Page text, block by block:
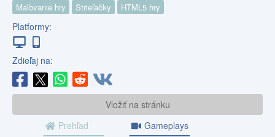
Maľovanie hry Strieľačky HTML5 hry
Platformy:
Zdieľaj na:
Vložiť na stránku
Prehľad
Gameplays